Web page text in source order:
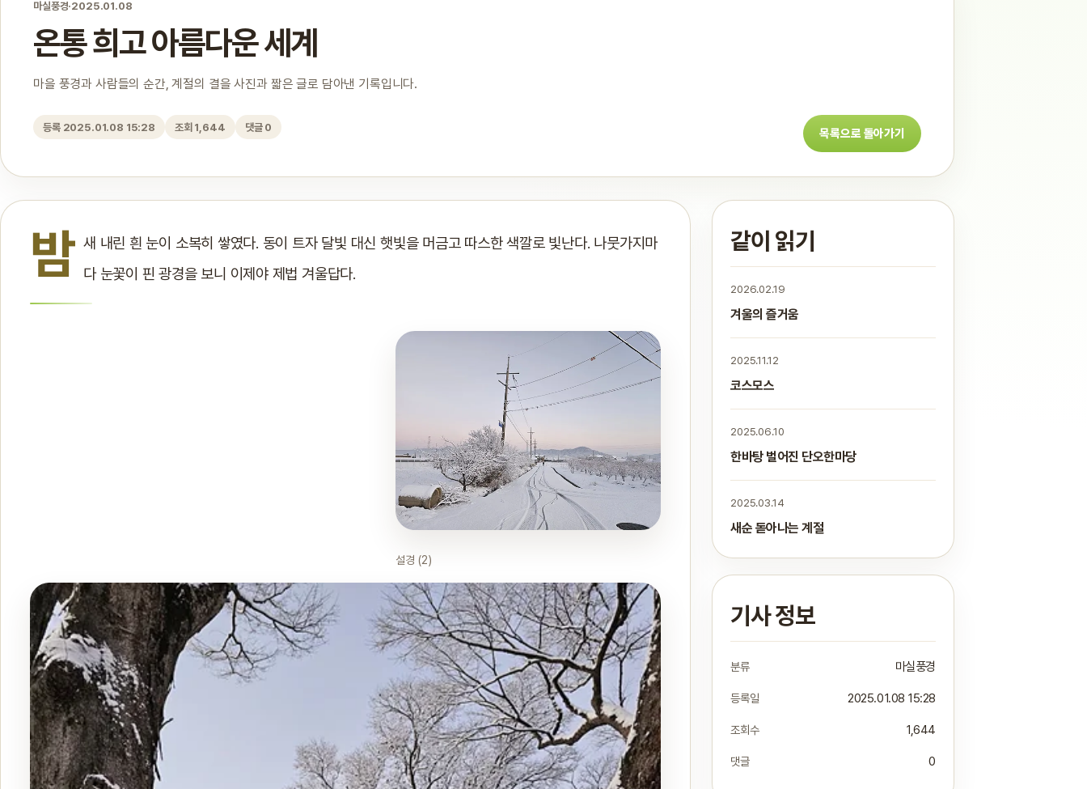
마실풍경·2025.01.08
온통 희고 아름다운 세계
마을 풍경과 사람들의 순간, 계절의 결을 사진과 짧은 글로 담아낸 기록입니다.
등록 2025.01.08 15:28 조회 1,644 댓글 0 목록으로 돌아가기
밤 새 내린 흰 눈이 소복히 쌓였다. 동이 트자 달빛 대신 햇빛을 머금고 따스한 색깔로 빛난다. 나뭇가지마
다 눈꽃이 핀 광경을 보니 이제야 제법 겨울답다.
설경 (2)
같이 읽기
2026.02.19
겨울의 즐거움
2025.11.12
코스모스
2025.06.10
한바탕 벌어진 단오한마당
2025.03.14
새순 돋아나는 계절
기사 정보
분류 마실풍경
등록일 2025.01.08 15:28
조회수 1,644
댓글 0